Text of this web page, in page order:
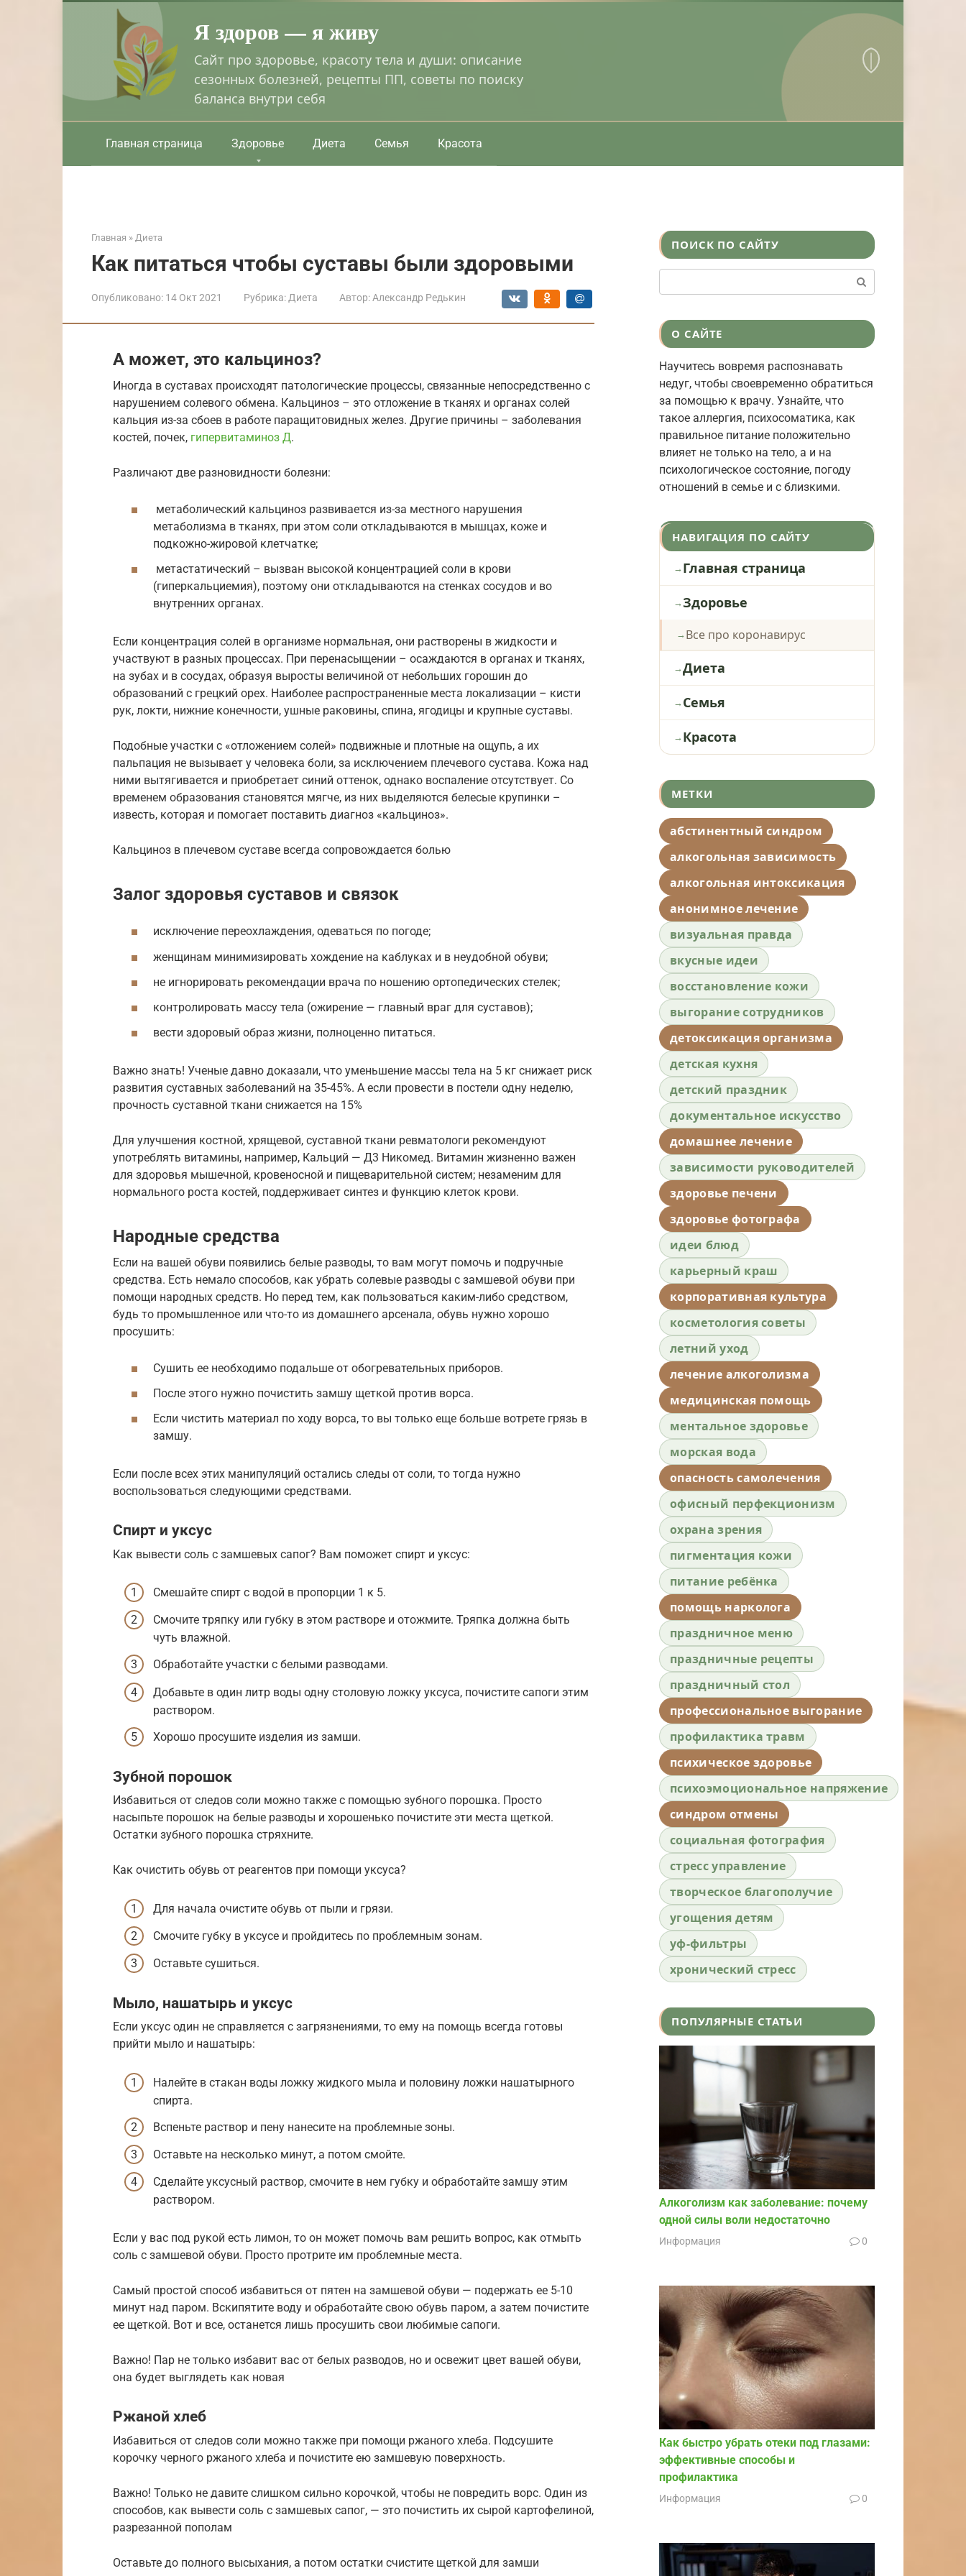
Я здоров — я живу
Сайт про здоровье, красоту тела и души: описание
сезонных болезней, рецепты ПП, советы по поиску
баланса внутри себя
Главная страница Здоровье Диета Семья Красота
Главная » Диета
Как питаться чтобы суставы были здоровыми
Опубликовано: 14 Окт 2021 Рубрика: Диета Автор: Александр Редькин
А может, это кальциноз?
Иногда в суставах происходят патологические процессы, связанные непосредственно с
нарушением солевого обмена. Кальциноз – это отложение в тканях и органах солей
кальция из-за сбоев в работе паращитовидных желез. Другие причины – заболевания
костей, почек, гипервитаминоз Д.
Различают две разновидности болезни:
метаболический кальциноз развивается из-за местного нарушения
метаболизма в тканях, при этом соли откладываются в мышцах, коже и
подкожно-жировой клетчатке;
метастатический – вызван высокой концентрацией соли в крови
(гиперкальциемия), поэтому они откладываются на стенках сосудов и во
внутренних органах.
Если концентрация солей в организме нормальная, они растворены в жидкости и
участвуют в разных процессах. При перенасыщении – осаждаются в органах и тканях,
на зубах и в сосудах, образуя выросты величиной от небольших горошин до
образований с грецкий орех. Наиболее распространенные места локализации – кисти
рук, локти, нижние конечности, ушные раковины, спина, ягодицы и крупные суставы.
Подобные участки с «отложением солей» подвижные и плотные на ощупь, а их
пальпация не вызывает у человека боли, за исключением плечевого сустава. Кожа над
ними вытягивается и приобретает синий оттенок, однако воспаление отсутствует. Со
временем образования становятся мягче, из них выделяются белесые крупинки –
известь, которая и помогает поставить диагноз «кальциноз».
Кальциноз в плечевом суставе всегда сопровождается болью
Залог здоровья суставов и связок
исключение переохлаждения, одеваться по погоде;
женщинам минимизировать хождение на каблуках и в неудобной обуви;
не игнорировать рекомендации врача по ношению ортопедических стелек;
контролировать массу тела (ожирение — главный враг для суставов);
вести здоровый образ жизни, полноценно питаться.
Важно знать! Ученые давно доказали, что уменьшение массы тела на 5 кг снижает риск
развития суставных заболеваний на 35-45%. А если провести в постели одну неделю,
прочность суставной ткани снижается на 15%
Для улучшения костной, хрящевой, суставной ткани ревматологи рекомендуют
употреблять витамины, например, Кальций — Д3 Никомед. Витамин жизненно важен
для здоровья мышечной, кровеносной и пищеварительной систем; незаменим для
нормального роста костей, поддерживает синтез и функцию клеток крови.
Народные средства
Если на вашей обуви появились белые разводы, то вам могут помочь и подручные
средства. Есть немало способов, как убрать солевые разводы с замшевой обуви при
помощи народных средств. Но перед тем, как пользоваться каким-либо средством,
будь то промышленное или что-то из домашнего арсенала, обувь нужно хорошо
просушить:
Сушить ее необходимо подальше от обогревательных приборов.
После этого нужно почистить замшу щеткой против ворса.
Если чистить материал по ходу ворса, то вы только еще больше вотрете грязь в
замшу.
Если после всех этих манипуляций остались следы от соли, то тогда нужно
воспользоваться следующими средствами.
Спирт и уксус
Как вывести соль с замшевых сапог? Вам поможет спирт и уксус:
Смешайте спирт с водой в пропорции 1 к 5.
Смочите тряпку или губку в этом растворе и отожмите. Тряпка должна быть
чуть влажной.
Обработайте участки с белыми разводами.
Добавьте в один литр воды одну столовую ложку уксуса, почистите сапоги этим
раствором.
Хорошо просушите изделия из замши.
Зубной порошок
Избавиться от следов соли можно также с помощью зубного порошка. Просто
насыпьте порошок на белые разводы и хорошенько почистите эти места щеткой.
Остатки зубного порошка стряхните.
Как очистить обувь от реагентов при помощи уксуса?
Для начала очистите обувь от пыли и грязи.
Смочите губку в уксусе и пройдитесь по проблемным зонам.
Оставьте сушиться.
Мыло, нашатырь и уксус
Если уксус один не справляется с загрязнениями, то ему на помощь всегда готовы
прийти мыло и нашатырь:
Налейте в стакан воды ложку жидкого мыла и половину ложки нашатырного
спирта.
Вспеньте раствор и пену нанесите на проблемные зоны.
Оставьте на несколько минут, а потом смойте.
Сделайте уксусный раствор, смочите в нем губку и обработайте замшу этим
раствором.
Если у вас под рукой есть лимон, то он может помочь вам решить вопрос, как отмыть
соль с замшевой обуви. Просто протрите им проблемные места.
Самый простой способ избавиться от пятен на замшевой обуви — подержать ее 5-10
минут над паром. Вскипятите воду и обработайте свою обувь паром, а затем почистите
ее щеткой. Вот и все, останется лишь просушить свои любимые сапоги.
Важно! Пар не только избавит вас от белых разводов, но и освежит цвет вашей обуви,
она будет выглядеть как новая
Ржаной хлеб
Избавиться от следов соли можно также при помощи ржаного хлеба. Подсушите
корочку черного ржаного хлеба и почистите ею замшевую поверхность.
Важно! Только не давите слишком сильно корочкой, чтобы не повредить ворс. Один из
способов, как вывести соль с замшевых сапог, — это почистить их сырой картофелиной,
разрезанной пополам
Оставьте до полного высыхания, а потом остатки счистите щеткой для замши
ПОИСК ПО САЙТУ
О САЙТЕ
Научитесь вовремя распознавать
недуг, чтобы своевременно обратиться
за помощью к врачу. Узнайте, что
такое аллергия, психосоматика, как
правильное питание положительно
влияет не только на тело, а и на
психологическое состояние, погоду
отношений в семье и с близкими.
НАВИГАЦИЯ ПО САЙТУ
Главная страница
Здоровье
Все про коронавирус
Диета
Семья
Красота
МЕТКИ
абстинентный синдром
алкогольная зависимость
алкогольная интоксикация
анонимное лечение
визуальная правда
вкусные идеи
восстановление кожи
выгорание сотрудников
детоксикация организма
детская кухня
детский праздник
документальное искусство
домашнее лечение
зависимости руководителей
здоровье печени
здоровье фотографа
идеи блюд
карьерный краш
корпоративная культура
косметология советы
летний уход
лечение алкоголизма
медицинская помощь
ментальное здоровье
морская вода
опасность самолечения
офисный перфекционизм
охрана зрения
пигментация кожи
питание ребёнка
помощь нарколога
праздничное меню
праздничные рецепты
праздничный стол
профессиональное выгорание
профилактика травм
психическое здоровье
психоэмоциональное напряжение
синдром отмены
социальная фотография
стресс управление
творческое благополучие
угощения детям
уф-фильтры
хронический стресс
ПОПУЛЯРНЫЕ СТАТЬИ
Алкоголизм как заболевание: почему
одной силы воли недостаточно
Информация 0
Как быстро убрать отеки под глазами:
эффективные способы и
профилактика
Информация 0